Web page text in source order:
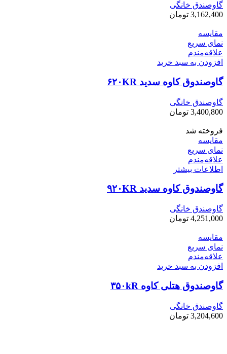
گاوصندق خانگی
3,162,400 تومان
مقایسه
نمای سریع
علاقه‌مندم
افزودن به سبد خرید
گاوصندوق کاوه سدید ۶۲۰KR
گاوصندق خانگی
3,400,800 تومان
فروخته شد
مقایسه
نمای سریع
علاقه‌مندم
اطلاعات بیشتر
گاوصندوق کاوه سدید ۹۲۰KR
گاوصندق خانگی
4,251,000 تومان
مقایسه
نمای سریع
علاقه‌مندم
افزودن به سبد خرید
گاوصندوق هتلی کاوه ۳۵۰kR
گاوصندق خانگی
3,204,600 تومان